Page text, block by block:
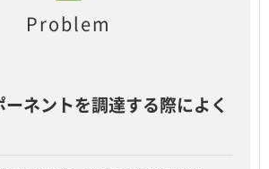
Problem
ネントを調達する際によく